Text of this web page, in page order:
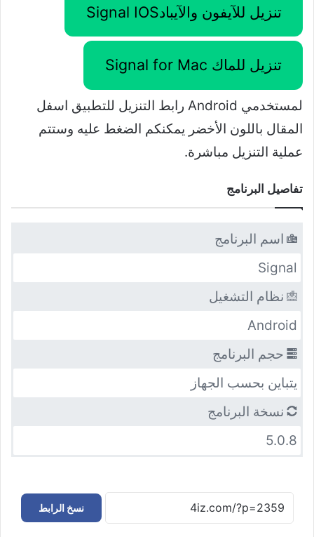
تنزيل للآيفون والآيبادSignal IOS
تنزيل للماك Signal for Mac
لمستخدمي Android رابط التنزيل للتطبيق اسفل
المقال باللون الأخضر يمكنكم الضغط عليه وستتم
عملية التنزيل مباشرة.
تفاصيل البرنامج
اسم البرنامج
Signal
نظام التشغيل
Android
حجم البرنامج
يتباين بحسب الجهاز
نسخة البرنامج
5.0.8
نسخ الرابط